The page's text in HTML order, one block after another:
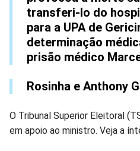
transferi-lo do
para a UPA de
determinação
prisão médico
Rosinha e Anthony
O Tribunal Superior Eleitoral
em apoio ao ministro. Veja a